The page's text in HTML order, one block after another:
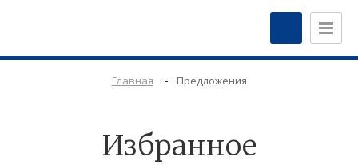
Главная - Предложения
Избранное